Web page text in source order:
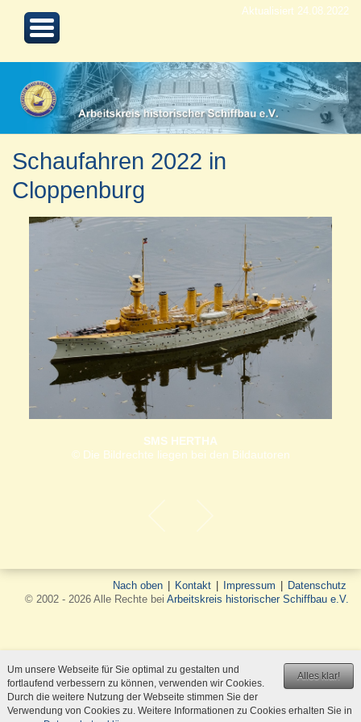
Aktualisiert 24.08.2022
Schaufahren 2022 in
Cloppenburg
SMS HERTHA
© Die Bildrechte liegen bei den Bildautoren
Nach oben Kontakt Impressum
Datenschutz
© 2002 - 2026 Alle Rechte bei Arbeitskreis historischer Schiffbau e.V.
Alles klar!
Um unsere Webseite für Sie optimal zu gestalten und
fortlaufend verbessern zu können, verwenden wir Cookies.
Durch die weitere Nutzung der Webseite stimmen Sie der
Verwendung von Cookies zu. Weitere Informationen zu Cookies erhalten Sie in